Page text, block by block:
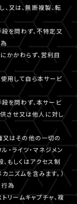
又は、無断複製、転
を問わず、不特定又
かかわらず、営利目
用して自ら本サービ
を問わず、本サービ
させ又は他人に対し
又はその他の一切の
・ライツ・マネジメン
もしくはアクセス制
ニズムを含みます。）
行為
リームキャプチャ、複